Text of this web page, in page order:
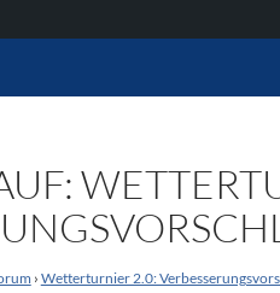
› Wetterturnier 2.0: